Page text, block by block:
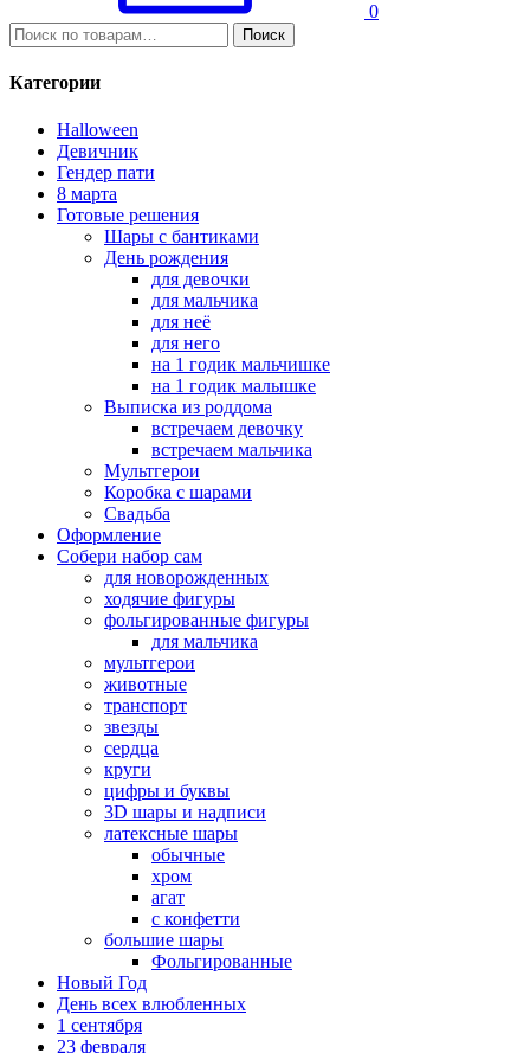
0
И
с
к
а
Поиск
Категории
Halloween
Девичник
Гендер пати
8 марта
Готовые решения
Шары с бантиками
День рождения
для девочки
для мальчика
для неё
для него
на 1 годик мальчишке
на 1 годик малышке
Выписка из роддома
встречаем девочку
встречаем мальчика
Мультгерои
Коробка с шарами
Свадьба
Оформление
Собери набор сам
для новорожденных
ходячие фигуры
фольгированные фигуры
для мальчика
мультгерои
животные
транспорт
звезды
сердца
круги
цифры и буквы
3D шары и надписи
латексные шары
обычные
хром
агат
с конфетти
большие шары
Фольгированные
Новый Год
День всех влюбленных
1 сентября
23 февраля